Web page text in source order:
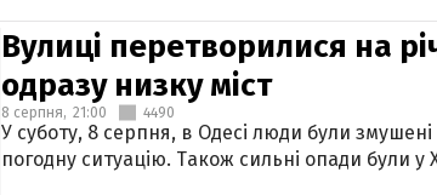
Вулиці перетворилися на
одразу низку міст
8 серпня, 21:00 4490
У суботу, 8 серпня, в Одесі люди були
погодну ситуацію. Також сильні опади були у